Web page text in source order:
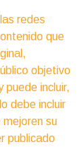
redes
que
objetivo
puede incluir,
debe incluir
su
publicado